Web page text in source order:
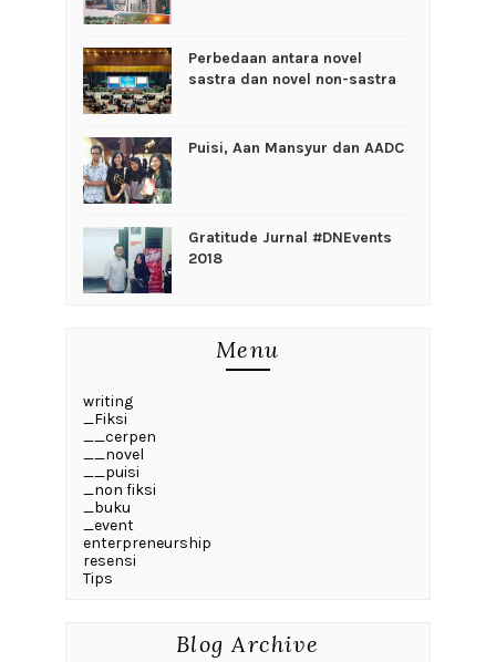
Perbedaan antara novel
sastra dan novel non-sastra
Puisi, Aan Mansyur dan AADC
Gratitude Jurnal #DNEvents
2018
Menu
writing
_Fiksi
__cerpen
__novel
__puisi
_non fiksi
_buku
_event
enterpreneurship
resensi
Tips
Blog Archive